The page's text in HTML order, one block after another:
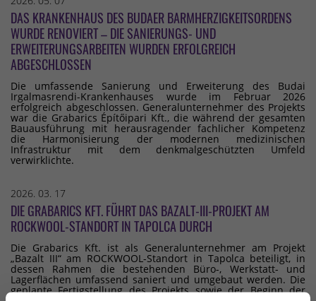
DAS KRANKENHAUS DES BUDAER BARMHERZIGKEITSORDENS
WURDE RENOVIERT – DIE SANIERUNGS- UND
ERWEITERUNGSARBEITEN WURDEN ERFOLGREICH
ABGESCHLOSSEN
Die umfassende Sanierung und Erweiterung des Budai
Irgalmasrendi-Krankenhauses wurde im Februar 2026
erfolgreich abgeschlossen. Generalunternehmer des Projekts
war die Grabarics Építőipari Kft., die während der gesamten
Bauausführung mit herausragender fachlicher Kompetenz
die Harmonisierung der modernen medizinischen
Infrastruktur mit dem denkmalgeschützten Umfeld
verwirklichte.
2026. 03. 17
DIE GRABARICS KFT. FÜHRT DAS BAZALT-III-PROJEKT AM
ROCKWOOL-STANDORT IN TAPOLCA DURCH
Die Grabarics Kft. ist als Generalunternehmer am Projekt
„Bazalt III“ am ROCKWOOL-Standort in Tapolca beteiligt, in
dessen Rahmen die bestehenden Büro-, Werkstatt- und
Lagerflächen umfassend saniert und umgebaut werden. Die
geplante Fertigstellung des Projekts sowie der Beginn der